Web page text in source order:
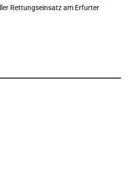
Rettungseinsatz am Erfurter